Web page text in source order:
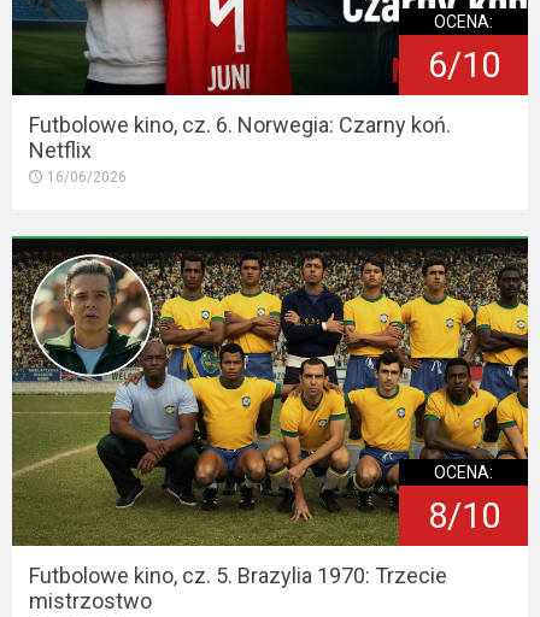
OCENA:
6/10
Futbolowe kino, cz. 6. Norwegia: Czarny koń.
Netflix
16/06/2026
OCENA:
8/10
Futbolowe kino, cz. 5. Brazylia 1970: Trzecie
mistrzostwo